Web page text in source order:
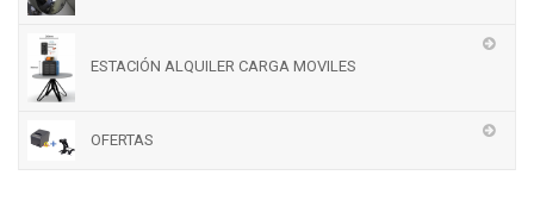
ESTACIÓN ALQUILER CARGA MOVILES
OFERTAS